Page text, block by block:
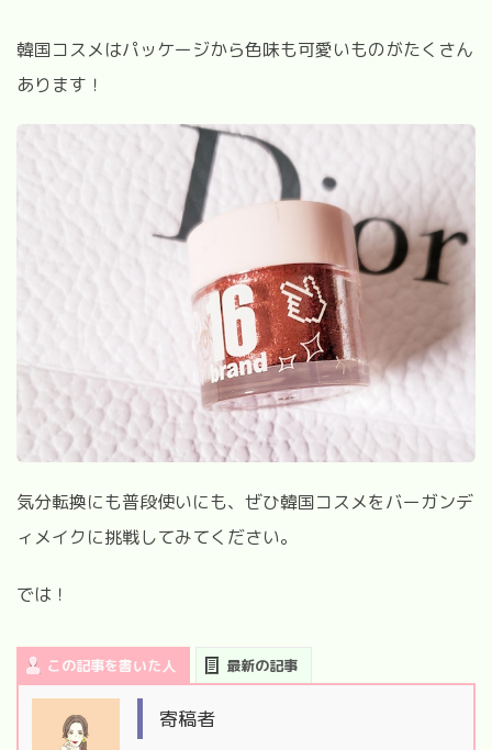
韓国コスメはパッケージから色味も可愛いものがたくさん
あります！
気分転換にも普段使いにも、ぜひ韓国コスメをバーガンデ
ィメイクに挑戦してみてください。
では！
この記事を書いた人 最新の記事
寄稿者